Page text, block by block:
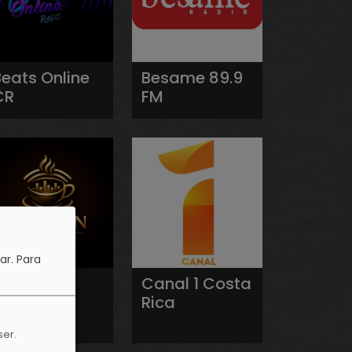
Online
Besame 89.9
FM
Canal 1 Costa
Rica
Para